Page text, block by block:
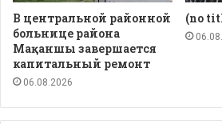
В центральной районной
больнице района
Мақаншы завершается
капитальный ремонт
06.08.2026
(no